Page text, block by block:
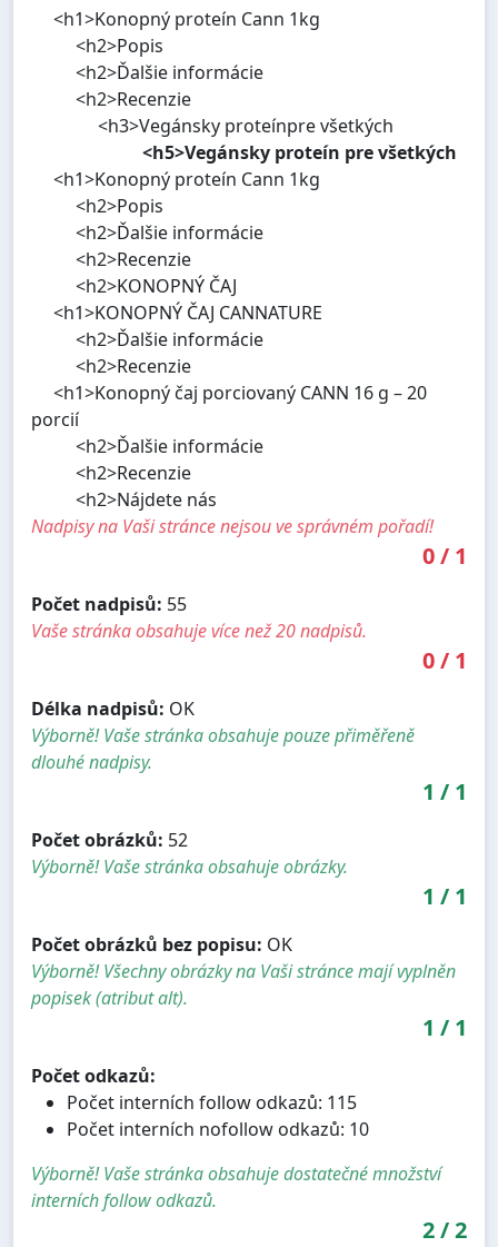
<h1>Konopný proteín Cann 1kg
<h2>Popis
<h2>Ďalšie informácie
<h2>Recenzie
<h3>Vegánsky proteínpre všetkých
<h5>Vegánsky proteín pre všetkých
<h1>Konopný proteín Cann 1kg
<h2>Popis
<h2>Ďalšie informácie
<h2>Recenzie
<h2>KONOPNÝ ČAJ
<h1>KONOPNÝ ČAJ CANNATURE
<h2>Ďalšie informácie
<h2>Recenzie
<h1>Konopný čaj porciovaný CANN 16 g – 20
porcií
<h2>Ďalšie informácie
<h2>Recenzie
<h2>Nájdete nás
Nadpisy na Vaši stránce nejsou ve správném pořadí!
0/ 1
Počet nadpisů: 55
Vaše stránka obsahuje více než 20 nadpisů.
0/ 1
Délka nadpisů: OK
Výborně! Vaše stránka obsahuje pouze přiměřeně
dlouhé nadpisy.
1 / 1
Počet obrázků: 52
Výborně! Vaše stránka obsahuje obrázky.
1 / 1
Počet obrázků bez popisu: OK
Výborně! Všechny obrázky na Vaši stránce mají vyplněn
popisek (atribut alt).
1 / 1
Počet odkazů:
Počet interních follow odkazů: 115
Počet interních nofollow odkazů: 10
Výborně! Vaše stránka obsahuje dostatečné množství
interních follow odkazů.
2/2